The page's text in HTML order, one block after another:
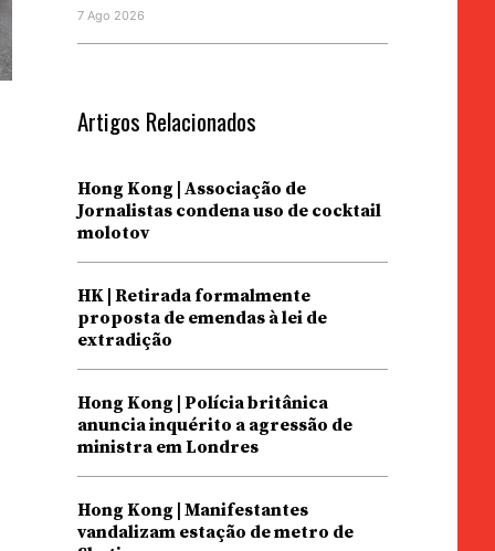
7 Ago 2026
Artigos Relacionados
Hong Kong | Associação de
Jornalistas condena uso de cocktail
molotov
HK | Retirada formalmente
proposta de emendas à lei de
extradição
Hong Kong | Polícia britânica
anuncia inquérito a agressão de
ministra em Londres
Hong Kong | Manifestantes
vandalizam estação de metro de